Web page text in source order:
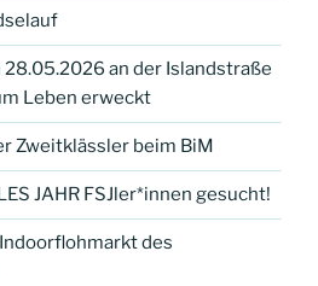
an der Islandstraße
Leben erweckt
Zweitklässler beim BiM
JAHR FSJler*innen gesucht!
des